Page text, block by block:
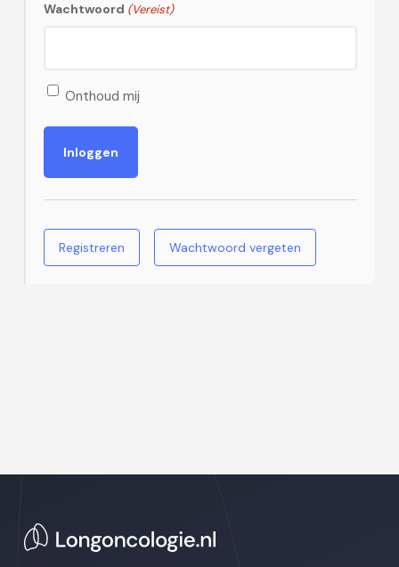
Wachtwoord (Vereist)
Onthoud mij
Registreren Wachtwoord vergeten